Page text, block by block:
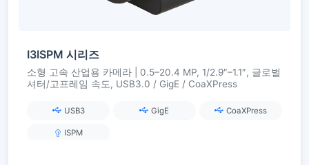
I3ISPM 시리즈
소형 고속 산업용 카메라 | 0.5–20.4 MP, 1/2.9″–1.1″, 글로벌
셔터/고프레임 속도, USB3.0 / GigE / CoaXPress
USB3 GigE CoaXPress
ISPM